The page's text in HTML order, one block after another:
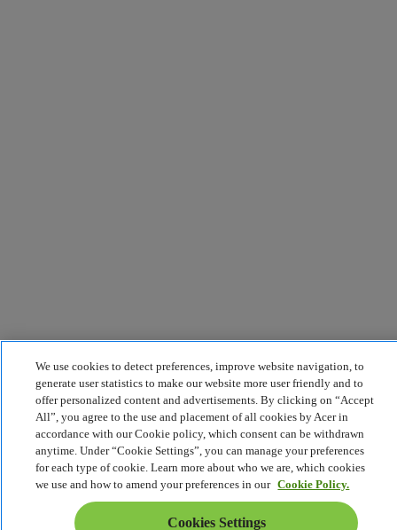
We use cookies to detect preferences, improve website navigation, to
generate user statistics to make our website more user friendly and to
offer personalized content and advertisements. By clicking on “Accept
All”, you agree to the use and placement of all cookies by Acer in
accordance with our Cookie policy, which consent can be withdrawn
anytime. Under “Cookie Settings”, you can manage your preferences
for each type of cookie. Learn more about who we are, which cookies
we use and how to amend your preferences in our Cookie Policy.
Cookies Settings